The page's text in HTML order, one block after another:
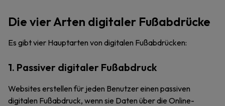
Die vier Arten digitaler Fußabdrücke
Es gibt vier Hauptarten von digitalen Fußabdrücken:
1. Passiver digitaler Fußabdruck
Websites erstellen für jeden Benutzer einen passiven
digitalen Fußabdruck, wenn sie Daten über die Online-